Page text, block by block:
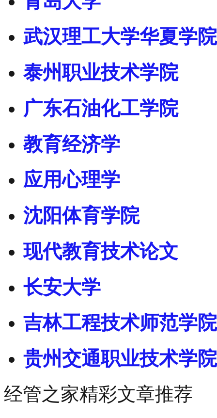
武汉理工大学华夏学院
泰州职业技术学院
广东石油化工学院
教育经济学
应用心理学
沈阳体育学院
现代教育技术论文
长安大学
吉林工程技术师范学院
贵州交通职业技术学院
经管之家精彩文章推荐